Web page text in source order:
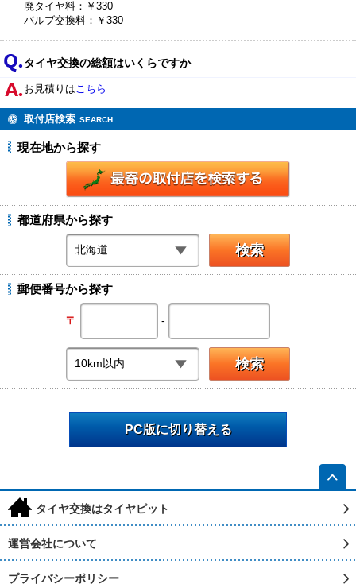
廃タイヤ料：￥330
バルブ交換料：￥330
タイヤ交換の総額はいくらですか
お見積りはこちら
取付店検索 SEARCH
現在地から探す
都道府県から探す
郵便番号から探す
〒 -
PC版に切り替える
h タイヤ交換はタイヤピット
運営会社について
プライバシーポリシー